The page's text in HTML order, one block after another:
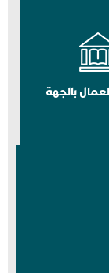
بالجهة